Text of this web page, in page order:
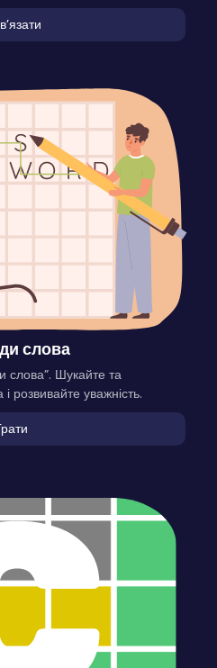
слова
слова”. Шукайте та
розвивайте уважність.